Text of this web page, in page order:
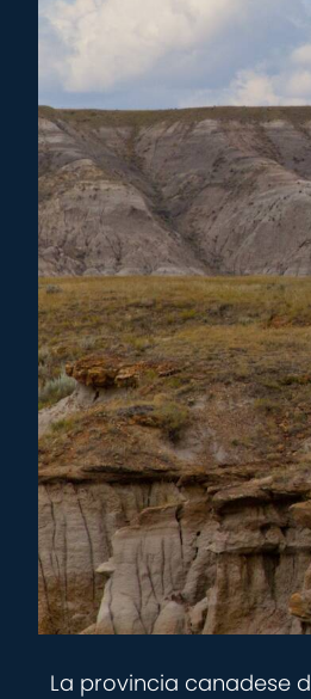
La provincia canadese